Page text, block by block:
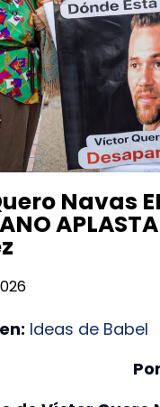
Navas
Ideas de Babel